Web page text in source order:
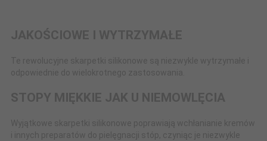
JAKOŚCIOWE I WYTRZYMAŁE
Te rewolucyjne skarpetki silikonowe są niezwykle wytrzymałe i
odpowiednie do wielokrotnego zastosowania.
STOPY MIĘKKIE JAK U NIEMOWLĘCIA
Wyjątkowe skarpetki silikonowe poprawiają wchłanianie kremów
i innych preparatów do pielęgnacji stóp, czyniąc je niezwykle